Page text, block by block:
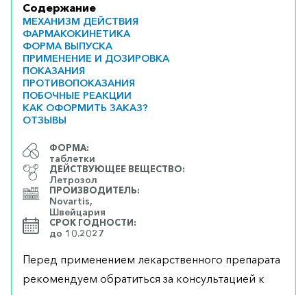
Содержание
МЕХАНИЗМ ДЕЙСТВИЯ
ФАРМАКОКИНЕТИКА
ФОРМА ВЫПУСКА
ПРИМЕНЕНИЕ И ДОЗИРОВКА
ПОКАЗАНИЯ
ПРОТИВОПОКАЗАНИЯ
ПОБОЧНЫЕ РЕАКЦИИ
КАК ОФОРМИТЬ ЗАКАЗ?
ОТЗЫВЫ
ФОРМА:
таблетки
ДЕЙСТВУЮЩЕЕ ВЕЩЕСТВО:
Летрозол
ПРОИЗВОДИТЕЛЬ:
Novartis,
Швейцария
СРОК ГОДНОСТИ:
до 10.2027
Перед применением лекарственного препарата
рекомендуем обратиться за консультацией к